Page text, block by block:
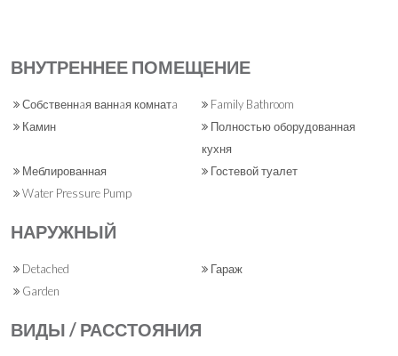
ВНУТРЕННЕЕ ПОМЕЩЕНИЕ
Собственнaя ваннaя комнатa
Family Bathroom
Камин
Полностью оборудованная
кухня
Меблированная
Гостевой туалет
Water Pressure Pump
НАРУЖНЫЙ
Detached
Гараж
Garden
ВИДЫ / РАССТОЯНИЯ